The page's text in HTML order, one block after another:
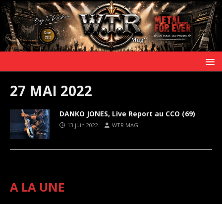
27 MAI 2022
DANKO JONES, Live Report au CCO (69)
13 juin 2022 WTR MAG
A LA UNE